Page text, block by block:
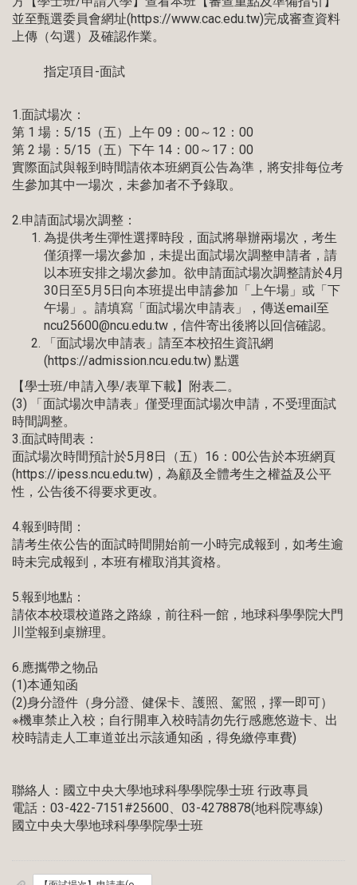
並至甄選委員會網址(https://www.cac.edu.tw)完成審查資料
上傳（勾選）及確認作業。
指定項目-面試
1.面試場次：
第 1 場：5/15（五）上午 09：00～12：00
第 2 場：5/15（五）下午 14：00～17：00
實際面試與報到時間請依本班網頁公告為準，將安排每位考
生參加其中一場次，未參加者不予錄取。
2.申請面試場次調整：
為提供考生彈性選擇時段，面試將舉辦兩場次，考生
僅須擇一場次參加，未提出面試場次調整申請者，請
以本班安排之場次參加。欲申請面試場次調整請於4月
30日至5月5日向本班提出申請參加「上午場」或「下
午場」。請填寫「面試場次申請表」，傳送email至
ncu25600@ncu.edu.tw ，信件寄出後將以回信確認。
「面試場次申請表」請至本校招生資訊網
(https://admission.ncu.edu.tw) 點選
【學士班/申請入學/表單下載】附表二。
(3) 「面試場次申請表」僅受理面試場次申請，不受理面試
時間調整。
3.面試時間表：
面試場次時間預計於5月8日（五）16：00公告於本班網頁
(https://ipess.ncu.edu.tw)，為顧及全體考生之權益及公平
性，公告後不得要求更改。
4.報到時間：
請考生依公告的面試時間開始前一小時完成報到，如考生逾
時未完成報到，本班有權取消其資格。
5.報到地點：
請依本校環校道路之路線，前往科一館，地球科學學院大門
川堂報到桌辦理。
6.應攜帶之物品
(1)本通知函
(2)身分證件（身分證、健保卡、護照、駕照，擇一即可）
※機車禁止入校；自行開車入校時請勿先行感應悠遊卡、出
校時請走人工車道並出示該通知函，得免繳停車費)
聯絡人：國立中央大學地球科學學院學士班 行政專員
電話：03-422-7151#25600、03-4278878(地科院專線)
國立中央大學地球科學學院學士班